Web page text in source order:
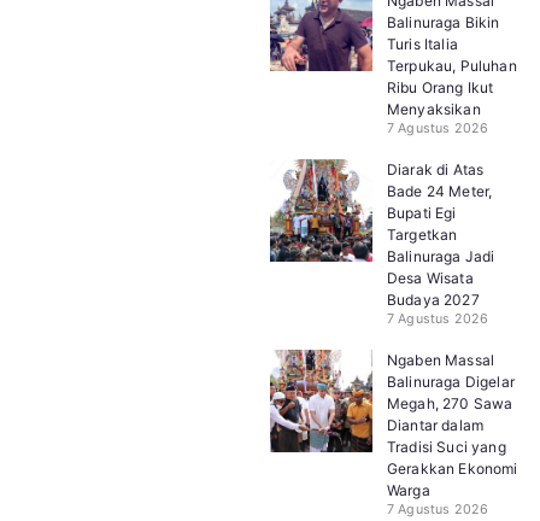
Balinuraga Bikin
Turis Italia
Terpukau, Puluhan
Ribu Orang Ikut
Menyaksikan
7 Agustus 2026
Diarak di Atas
Bade 24 Meter,
Bupati Egi
Targetkan
Balinuraga Jadi
Desa Wisata
Budaya 2027
7 Agustus 2026
Ngaben Massal
Balinuraga Digelar
Megah, 270 Sawa
Diantar dalam
Tradisi Suci yang
Gerakkan Ekonomi
Warga
7 Agustus 2026